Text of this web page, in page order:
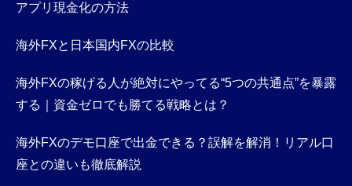
アプリ現金化の方法
海外FXと日本国内FXの比較
海外FXの稼げる人が絶対にやってる“5つの共通点”を暴露
する｜資金ゼロでも勝てる戦略とは？
海外FXのデモ口座で出金できる？誤解を解消！リアル口
座との違いも徹底解説